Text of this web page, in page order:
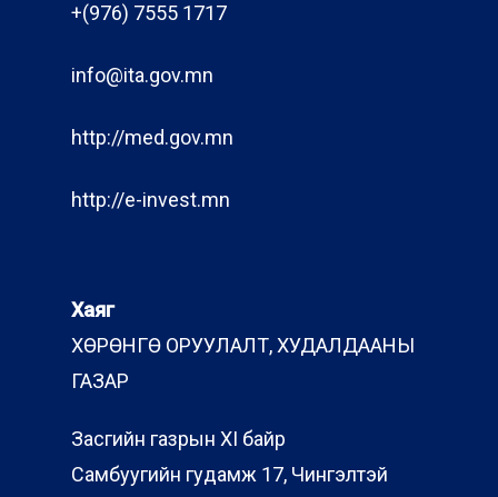
+(976) 7555 1717
info@ita.gov.mn
http://med.gov.mn
http://e-invest.mn
Хаяг
ХӨРӨНГӨ ОРУУЛАЛТ, ХУДАЛДААНЫ
ГАЗАР
Засгийн газрын XI байр
Самбуугийн гудамж 17, Чингэлтэй